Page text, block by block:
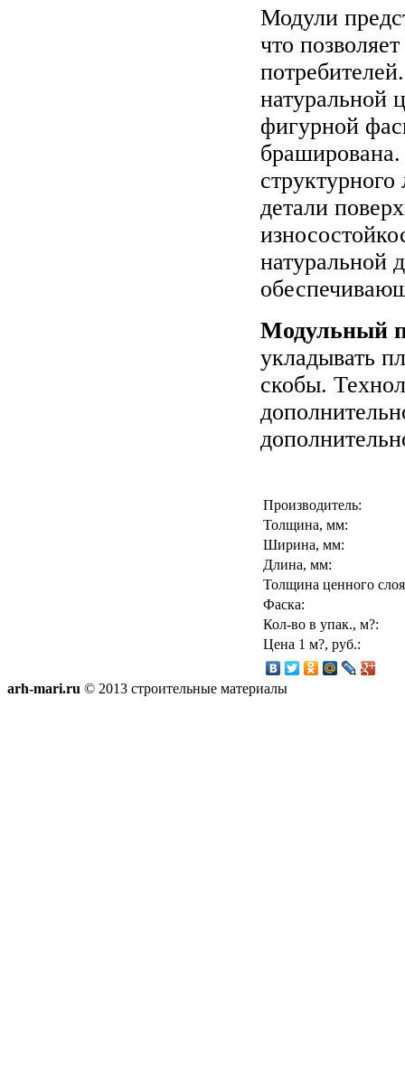
Модули
что
натуральной
фигурной
детали
натуральной
Модульный
укладывать
скобы.
Производитель:
Толщина, мм:
Ширина, мм:
Длина, мм:
Толщина ценного
Фаска:
Кол-во в упак., м?:
Цена 1 м?, руб.:
arh-mari.ru © 2013 строительные материалы